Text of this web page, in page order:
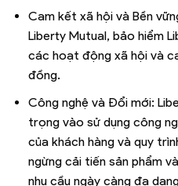
Cam kết xã hội và Bền
Liberty Mutual, bảo hiểm
các hoạt động xã hội và
đồng.
Công nghệ và Đổi mới:
trọng vào sử dụng công
của khách hàng và quy
ngừng cải tiến sản phẩm
nhu cầu ngày càng đa